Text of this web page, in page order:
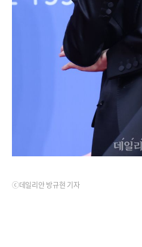
ⓒ데일리안 방규현 기자